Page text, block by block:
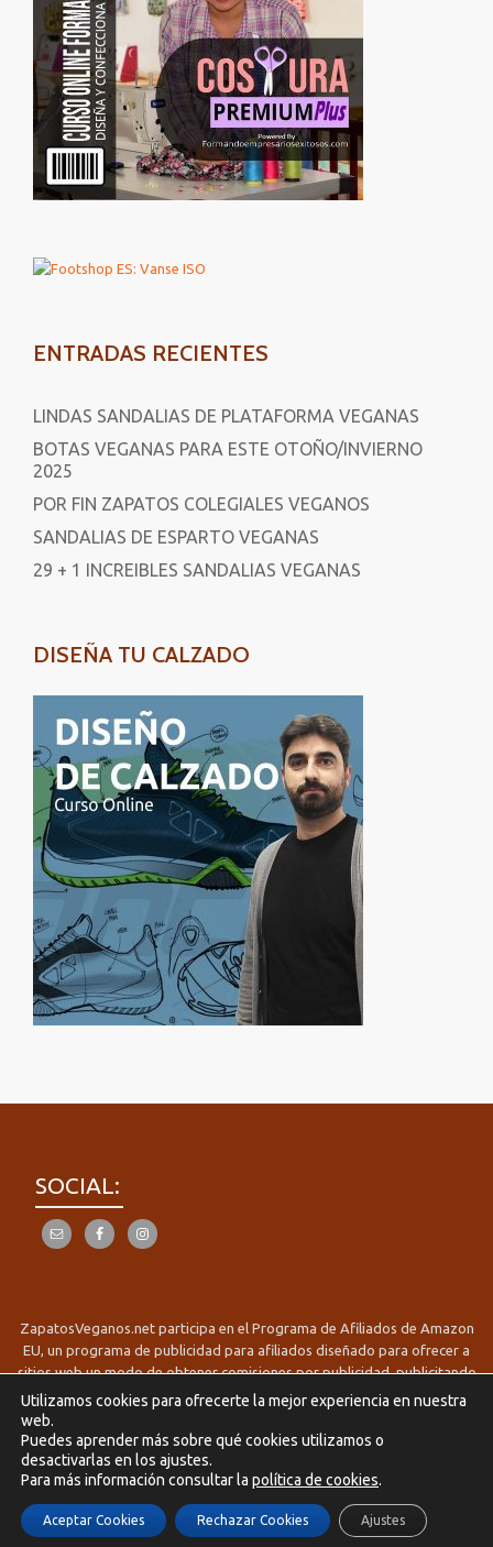
ENTRADAS RECIENTES
LINDAS SANDALIAS DE PLATAFORMA VEGANAS
BOTAS VEGANAS PARA ESTE OTOÑO/INVIERNO
2025
POR FIN ZAPATOS COLEGIALES VEGANOS
SANDALIAS DE ESPARTO VEGANAS
29 + 1 INCREIBLES SANDALIAS VEGANAS
DISEÑA TU CALZADO
SOCIAL:
ZapatosVeganos.net participa en el Programa de Afiliados de Amazon
EU, un programa de publicidad para afiliados diseñado para ofrecer a
sitios web un modo de obtener comisiones por publicidad, publicitando
e incluyendo enlaces a Amazon.es/es.buyvip.com Derechos reservados
Menú
secundario
Política de Privacidad Política de Cookies Avisos Legales
Llorix One Litecreado porWordPress
Utilizamos cookies para ofrecerte la mejor experiencia en nuestra
web.
Puedes aprender más sobre qué cookies utilizamos o
desactivarlas en los ajustes.
Para más información consultar la política de cookies.
Aceptar Cookies Rechazar Cookies Ajustes